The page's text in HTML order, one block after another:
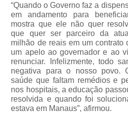
“Quando o Governo faz a
em andamento para
mostra que ele não quer
que quer ser parceiro da
milhão de reais em um contrato
um apelo ao governador e ao
renunciar. Infelizmente, todo
negativa para o nosso povo.
saúde que faltam remédios e
nos hospitais, a educação
resolvida e quando foi
estava em Manaus”, afirmou.